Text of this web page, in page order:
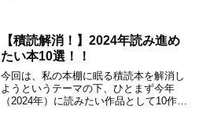
【積読解消！】2024年読み進め
たい本10選！！
今回は、私の本棚に眠る積読本を解消し
ようというテーマの下、ひとまず今年
（2024年）に読みたい作品として10作品